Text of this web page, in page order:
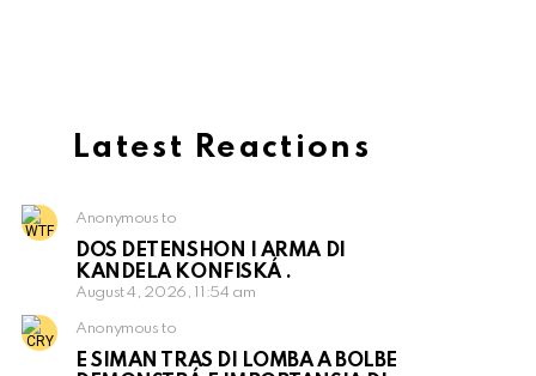
Latest Reactions
Anonymous to
DOS DETENSHON I ARMA DI
KANDELA KONFISKÁ .
August 4, 2026, 11:54 am
Anonymous to
E SIMAN TRAS DI LOMBA A BOLBE